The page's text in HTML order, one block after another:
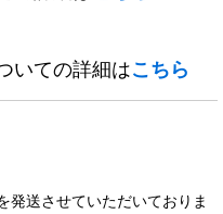
いての詳細はこちら
発送させていただいておりま